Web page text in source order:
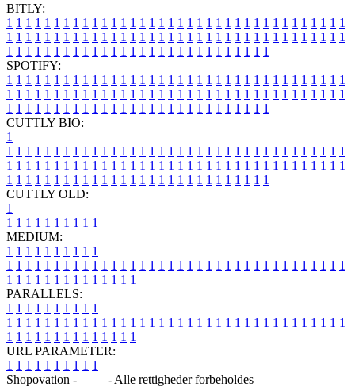
BITLY:
1 1 1 1 1 1 1 1 1 1 1 1 1 1 1 1 1 1 1 1 1 1 1 1 1 1 1 1 1 1 1 1 1 1 1 1
1 1 1 1 1 1 1 1 1 1 1 1 1 1 1 1 1 1 1 1 1 1 1 1 1 1 1 1 1 1 1 1 1 1 1 1
1 1 1 1 1 1 1 1 1 1 1 1 1 1 1 1 1 1 1 1 1 1 1 1 1 1 1 1
SPOTIFY:
1 1 1 1 1 1 1 1 1 1 1 1 1 1 1 1 1 1 1 1 1 1 1 1 1 1 1 1 1 1 1 1 1 1 1 1
1 1 1 1 1 1 1 1 1 1 1 1 1 1 1 1 1 1 1 1 1 1 1 1 1 1 1 1 1 1 1 1 1 1 1 1
1 1 1 1 1 1 1 1 1 1 1 1 1 1 1 1 1 1 1 1 1 1 1 1 1 1 1 1
CUTTLY BIO:
1
1 1 1 1 1 1 1 1 1 1 1 1 1 1 1 1 1 1 1 1 1 1 1 1 1 1 1 1 1 1 1 1 1 1 1 1
1 1 1 1 1 1 1 1 1 1 1 1 1 1 1 1 1 1 1 1 1 1 1 1 1 1 1 1 1 1 1 1 1 1 1 1
1 1 1 1 1 1 1 1 1 1 1 1 1 1 1 1 1 1 1 1 1 1 1 1 1 1 1 1
CUTTLY OLD:
1
1 1 1 1 1 1 1 1 1 1
MEDIUM:
1 1 1 1 1 1 1 1 1 1
1 1 1 1 1 1 1 1 1 1 1 1 1 1 1 1 1 1 1 1 1 1 1 1 1 1 1 1 1 1 1 1 1 1 1 1
1 1 1 1 1 1 1 1 1 1 1 1 1 1
PARALLELS:
1 1 1 1 1 1 1 1 1 1
1 1 1 1 1 1 1 1 1 1 1 1 1 1 1 1 1 1 1 1 1 1 1 1 1 1 1 1 1 1 1 1 1 1 1 1
1 1 1 1 1 1 1 1 1 1 1 1 1 1
URL PARAMETER:
1 1 1 1 1 1 1 1 1 1
Shopovation -
- Alle rettigheder forbeholdes